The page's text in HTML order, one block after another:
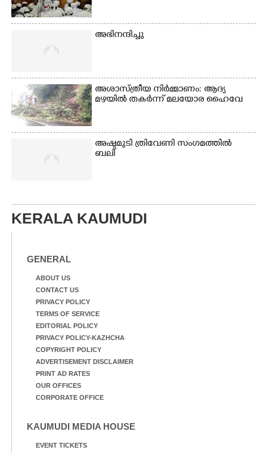
അഭിനന്ദിച്ചു
അശാസ്ത്രീയ നിർമ്മാണം: ആദ്യ
മഴയിൽ തകർന്ന് മലയോര ഹൈവേ
അഷ്ടമുടി ത്രിവേണി സംഗമത്തിൽ
ബലി
KERALA KAUMUDI
GENERAL
ABOUT US
CONTACT US
PRIVACY POLICY
TERMS OF SERVICE
EDITORIAL POLICY
PRIVACY POLICY-KAZHCHA
COPYRIGHT POLICY
ADVERTISEMENT DISCLAIMER
PRINT AD RATES
OUR OFFICES
CORPORATE OFFICE
KAUMUDI MEDIA HOUSE
EVENT TICKETS